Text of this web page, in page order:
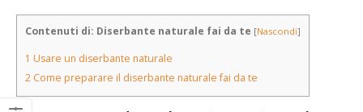
Contenuti di: Diserbante naturale fai da te [Nascondi]
1 Usare un diserbante naturale
2 Come preparare il diserbante naturale fai da te